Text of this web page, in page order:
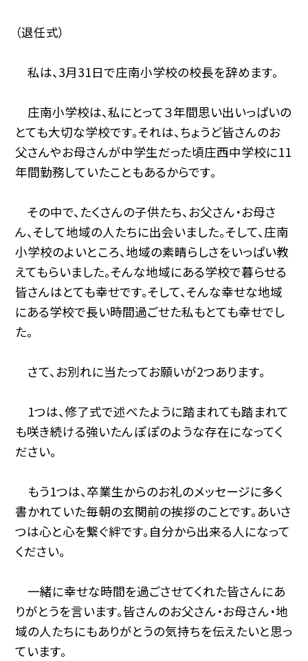
（退任式）
私は、3月31日で庄南小学校の校長を辞めます。
庄南小学校は、私にとって３年間思い出いっぱいの
とても大切な学校です。それは、ちょうど皆さんのお
父さんやお母さんが中学生だった頃庄西中学校に11
年間勤務していたこともあるからです。
その中で、たくさんの子供たち、お父さん・お母さ
ん、そして地域の人たちに出会いました。そして、庄南
小学校のよいところ、地域の素晴らしさをいっぱい教
えてもらいました。そんな地域にある学校で暮らせる
皆さんはとても幸せです。そして、そんな幸せな地域
にある学校で長い時間過ごせた私もとても幸せでし
た。
さて、お別れに当たってお願いが2つあります。
1つは、修了式で述べたように踏まれても踏まれて
も咲き続ける強いたんぽぽのような存在になってく
ださい。
もう1つは、卒業生からのお礼のメッセージに多く
書かれていた毎朝の玄関前の挨拶のことです。あいさ
つは心と心を繋ぐ絆です。自分から出来る人になって
ください。
一緒に幸せな時間を過ごさせてくれた皆さんにあ
りがとうを言います。皆さんのお父さん・お母さん・地
域の人たちにもありがとうの気持ちを伝えたいと思っ
ています。